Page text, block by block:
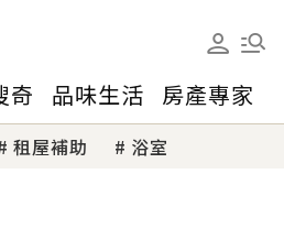
奇 品味生活 房產專家
租屋補助 浴室